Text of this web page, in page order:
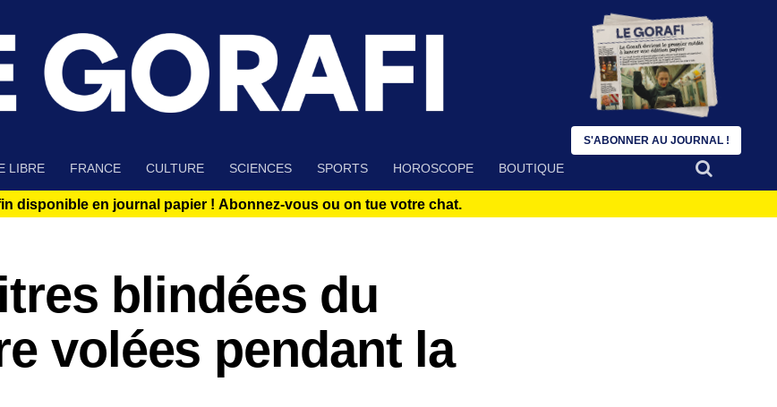
LIBRE FRANCE CULTURE SCIENCES SPORTS HOROSCOPE BOUTIQUE
disponible en journal papier ! Abonnez-vous ou on tue votre chat.
blindées du
volées pendant la
S'ABONNER AU JOURNAL !